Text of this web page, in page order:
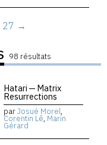
27 →
98 résultats
Hatari — Matrix
Resurrections
parJosué Morel,
Corentin Lê, Marin
Gérard